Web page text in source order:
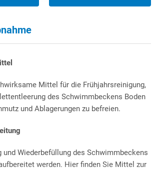
Mittel für die Frühjahrsreinigung,
des Schwimmbeckens Boden
und Ablagerungen zu befreien.
und Wiederbefüllung des Schwimmbeckens
werden. Hier finden Sie Mittel zur